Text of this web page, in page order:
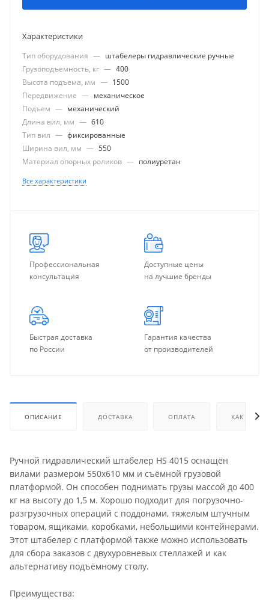
Характеристики
Тип оборудования — штабелеры гидравлические ручные
Грузоподъемность, кг — 400
Высота подъема, мм — 1500
Передвижение — механическое
Подъем — механический
Длина вил, мм — 610
Тип вил — фиксированные
Ширина вил, мм — 550
Материал опорных роликов — полиуретан
Все характеристики
Профессиональная
консультация
Доступные цены
на лучшие бренды
Быстрая доставка
по России
Гарантия качества
от производителей
ОПИСАНИЕ ДОСТАВКА ОПЛАТА КАК
Ручной гидравлический штабелер HS 4015 оснащён
вилами размером 550х610 мм и съёмной грузовой
платформой. Он способен поднимать грузы массой до 400
кг на высоту до 1,5 м. Хорошо подходит для погрузочно-
разгрузочных операций с поддонами, тяжелым штучным
товаром, ящиками, коробками, небольшими контейнерами.
Этот штабелер с платформой также можно использовать
для сбора заказов с двухуровневых стеллажей и как
альтернативу подъёмному столу.
Преимущества: